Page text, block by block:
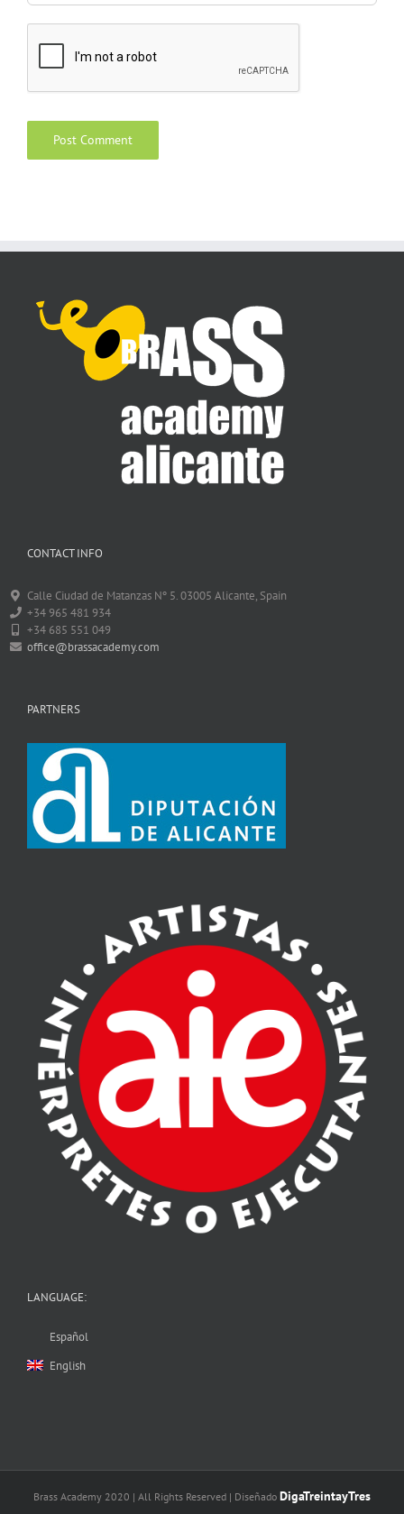
CONTACT INFO
Calle Ciudad de Matanzas Nº 5. 03005 Alicante, Spain
+34 965 481 934
+34 685 551 049
office@brassacademy.com
PARTNERS
LANGUAGE:
Español
English
Brass Academy 2020 | All Rights Reserved | Diseñado DigaTreintayTres